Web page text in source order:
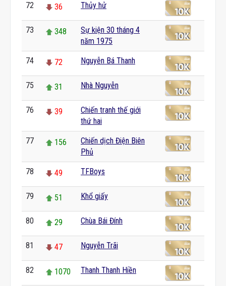
72 36 Thủy hử
73 348
Sự kiện 30 tháng 4
năm 1975
74 72 Nguyễn Bá Thanh
75 31 Nhà Nguyễn
76 39
Chiến tranh thế giới
thứ hai
77 156
Chiến dịch Điện Biên
Phủ
78 49 TFBoys
79 51 Khổ giấy
80 29 Chùa Bái Đính
81 47 Nguyễn Trãi
82 1070 Thanh Thanh Hiền